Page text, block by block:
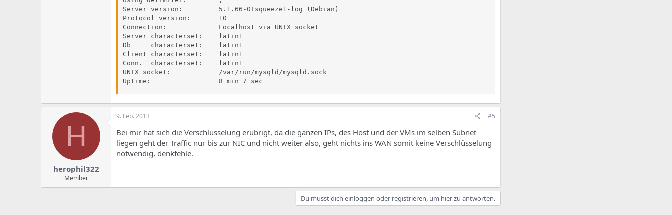
Server version:         5.1.66-0+squeeze1-log (Debian)
Protocol version:       10
Connection:             Localhost via UNIX socket
Server characterset:    latin1
Db     characterset:    latin1
Client characterset:    latin1
Conn.  characterset:    latin1
UNIX socket:            /var/run/mysqld/mysqld.sock
Uptime:                 8 min 7 sec
H
herophil322
Member
9. Feb. 2013 #5
Bei mir hat sich die Verschlüsselung erübrigt, da die ganzen IPs, des Host und der VMs im selben Subnet
liegen geht der Traffic nur bis zur NIC und nicht weiter also, geht nichts ins WAN somit keine Verschlüsselung
notwendig, denkfehle.
Du musst dich einloggen oder registrieren, um hier zu antworten.